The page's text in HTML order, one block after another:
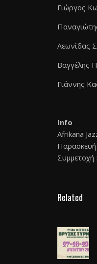
Γιώργος
Λεωνίδας
Βαγγέλης
Γιάννης
Info
Afrikana
Related